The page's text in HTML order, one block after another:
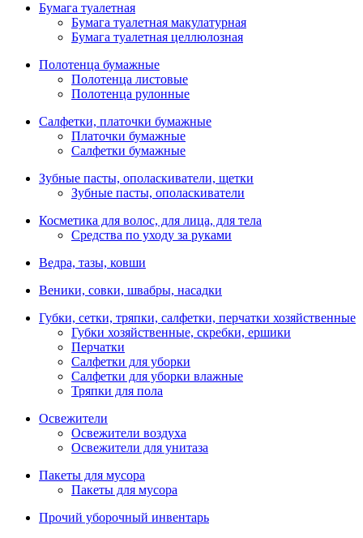
Бумага туалетная
Бумага туалетная макулатурная
Бумага туалетная целлюлозная
Полотенца бумажные
Полотенца листовые
Полотенца рулонные
Салфетки, платочки бумажные
Платочки бумажные
Салфетки бумажные
Зубные пасты, ополаскиватели, щетки
Зубные пасты, ополаскиватели
Косметика для волос, для лица, для тела
Средства по уходу за руками
Ведра, тазы, ковши
Веники, совки, швабры, насадки
Губки, сетки, тряпки, салфетки, перчатки хозяйственные
Губки хозяйственные, скребки, ершики
Перчатки
Салфетки для уборки
Салфетки для уборки влажные
Тряпки для пола
Освежители
Освежители воздуха
Освежители для унитаза
Пакеты для мусора
Пакеты для мусора
Прочий уборочный инвентарь